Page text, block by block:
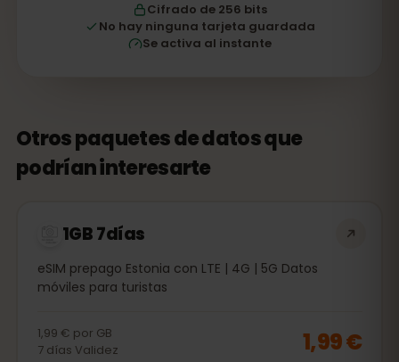
Cifrado de 256 bits
No hay ninguna tarjeta guardada
Se activa al instante
Otros paquetes de datos que
podrían interesarte
1GB 7días
eSIM prepago Estonia con LTE | 4G | 5G Datos
móviles para turistas
1,99 € por GB
7 días Validez 1,99 €